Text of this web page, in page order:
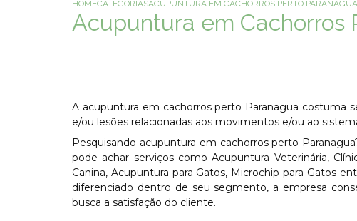
HOMECATEGORIASACUPUNTURA EM CACHORROS PERTO PARANAGUA
Acupuntura em Cachorros
A acupuntura em cachorros perto Paranagua costuma
e/ou lesões relacionadas aos movimentos e/ou ao
Pesquisando acupuntura em cachorros perto
pode achar serviços como Acupuntura Veterinária,
Canina, Acupuntura para Gatos, Microchip para Gatos
diferenciado dentro de seu segmento, a empresa
busca a satisfação do cliente.